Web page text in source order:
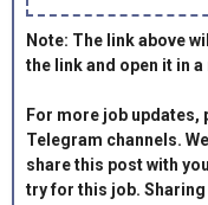
Note: The link above
the link and open it in
For more job updates,
Telegram channels.
share this post with
try for this job.